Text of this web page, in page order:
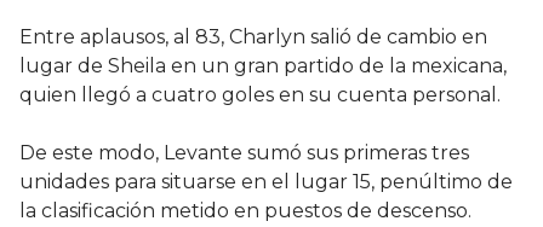
Entre aplausos, al 83, Charlyn salió de cambio en
lugar de Sheila en un gran partido de la mexicana,
quien llegó a cuatro goles en su cuenta personal.
De este modo, Levante sumó sus primeras tres
unidades para situarse en el lugar 15, penúltimo de
la clasificación metido en puestos de descenso.